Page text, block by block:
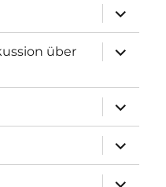
anzeigen
über
anzeigen
anzeigen
anzeigen